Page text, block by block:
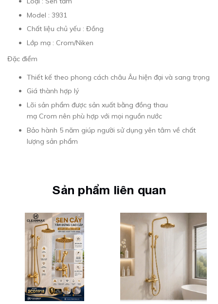
Model : 3931
Chất liệu chủ yếu : Đồng
Lớp mạ : Crom/Niken
Đặc điểm
Thiết kế theo phong cách châu Âu hiện đại và sang trọng
Giá thành hợp lý
Lõi sản phẩm được sản xuất bằng đồng thau
mạ Crom nên phù hợp với mọi nguồn nước
Bảo hành 5 năm giúp người sử dụng yên tâm về chất
lượng sản phẩm
Sản phẩm liên quan